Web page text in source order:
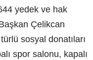
yedek ve hak
Çelikcan
sosyal donatıları
spor salonu, kapalı